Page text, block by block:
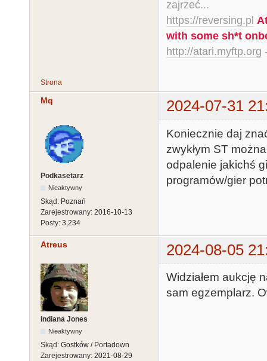
zajrzeć...
https://reversing.pl
with some sh*t
http://atari.myftp.org
Strona
Mq 2024-07-31
Podkasetarz
Nieaktywny
Skąd: Poznań
Zarejestrowany: 2016-10-13
Posty: 3,234
Koniecznie daj
zwykłym ST
odpalenie jakichś
programów/gier
Atreus 2024-08-05
Indiana Jones
Nieaktywny
Skąd: Gostków / Portadown
Zarejestrowany: 2021-08-29
Widziałem aukcję
sam egzemplarz.